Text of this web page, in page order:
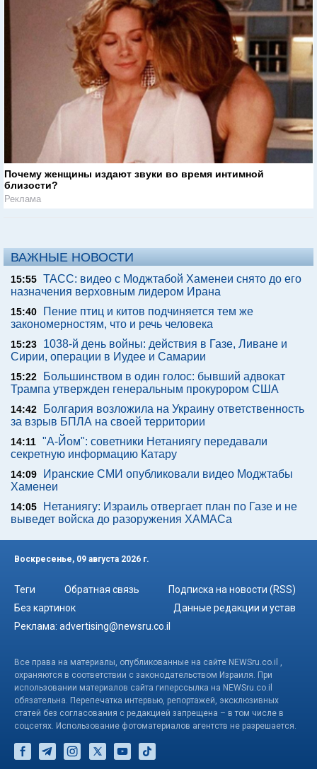
Почему женщины издают звуки во время интимной
близости?
Реклама
ВАЖНЫЕ НОВОСТИ
15:55 ТАСС: видео с Моджтабой Хаменеи снято до его
назначения верховным лидером Ирана
15:40
Пение птиц и китов подчиняется тем же
закономерностям, что и речь человека
15:23
1038-й день войны: действия в Газе, Ливане и
Сирии, операции в Иудее и Самарии
15:22
Большинством в один голос: бывший адвокат
Трампа утвержден генеральным прокурором США
14:42
Болгария возложила на Украину ответственность
за взрыв БПЛА на своей территории
14:11 "А-Йом": советники Нетаниягу передавали
секретную информацию Катару
14:09
Иранские СМИ опубликовали видео Моджтабы
Хаменеи
14:05
Нетаниягу: Израиль отвергает план по Газе и не
выведет войска до разоружения ХАМАСа
Воскресенье, 09 августа 2026 г.
Теги Обратная связь
Подписка на новости (RSS)
Без картинок
Данные редакции и устав
Реклама: advertising@newsru.co.il
Все права на материалы, опубликованные на сайте NEWSru.co.il ,
охраняются в соответствии с законодательством Израиля. При
использовании материалов сайта гиперссылка на NEWSru.co.il
обязательна. Перепечатка интервью, репортажей, эксклюзивных
статей без согласования с редакцией запрещена – в том числе в
соцсетях. Использование фотоматериалов агентств не разрешается.